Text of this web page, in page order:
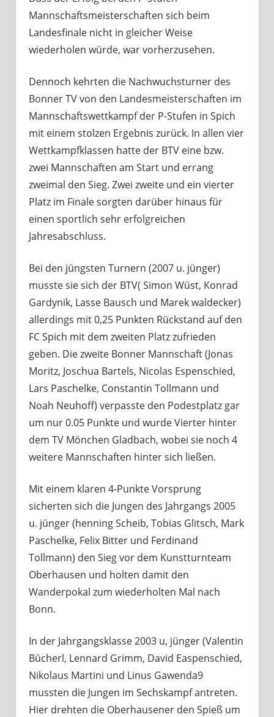
Mannschaftsmeisterschaften sich beim
Landesfinale nicht in gleicher Weise
wiederholen würde, war vorherzusehen.
Dennoch kehrten die Nachwuchsturner des
Bonner TV von den Landesmeisterschaften im
Mannschaftswettkampf der P-Stufen in Spich
mit einem stolzen Ergebnis zurück. In allen vier
Wettkampfklassen hatte der BTV eine bzw.
zwei Mannschaften am Start und errang
zweimal den Sieg. Zwei zweite und ein vierter
Platz im Finale sorgten darüber hinaus für
einen sportlich sehr erfolgreichen
Jahresabschluss.
Bei den jüngsten Turnern (2007 u. jünger)
musste sie sich der BTV( Simon Wüst, Konrad
Gardynik, Lasse Bausch und Marek waldecker)
allerdings mit 0,25 Punkten Rückstand auf den
FC Spich mit dem zweiten Platz zufrieden
geben. Die zweite Bonner Mannschaft (Jonas
Moritz, Joschua Bartels, Nicolas Espenschied,
Lars Paschelke, Constantin Tollmann und
Noah Neuhoff) verpasste den Podestplatz gar
um nur 0.05 Punkte und wurde Vierter hinter
dem TV Mönchen Gladbach, wobei sie noch 4
weitere Mannschaften hinter sich ließen.
Mit einem klaren 4-Punkte Vorsprung
sicherten sich die Jungen des Jahrgangs 2005
u. jünger (henning Scheib, Tobias Glitsch, Mark
Paschelke, Felix Bitter und Ferdinand
Tollmann) den Sieg vor dem Kunstturnteam
Oberhausen und holten damit den
Wanderpokal zum wiederholten Mal nach
Bonn.
In der Jahrgangsklasse 2003 u, jünger (Valentin
Bücherl, Lennard Grimm, David Easpenschied,
Nikolaus Martini und Linus Gawenda9
mussten die Jungen im Sechskampf antreten.
Hier drehten die Oberhausener den Spieß um